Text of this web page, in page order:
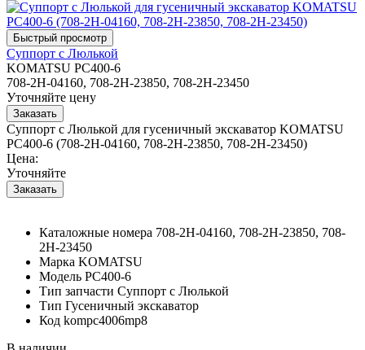
Суппорт с Люлькой
KOMATSU PC400-6
708-2H-04160, 708-2H-23850, 708-2H-23450
Уточняйте цену
Суппорт с Люлькой для гусеничный экскаватор KOMATSU
PC400-6 (708-2H-04160, 708-2H-23850, 708-2H-23450)
Цена:
Уточняйте
Каталожные номера 708-2H-04160, 708-2H-23850, 708-
2H-23450
Марка KOMATSU
Модель PC400-6
Тип запчасти Суппорт с Люлькой
Тип Гусеничный экскаватор
Код kompc4006mp8